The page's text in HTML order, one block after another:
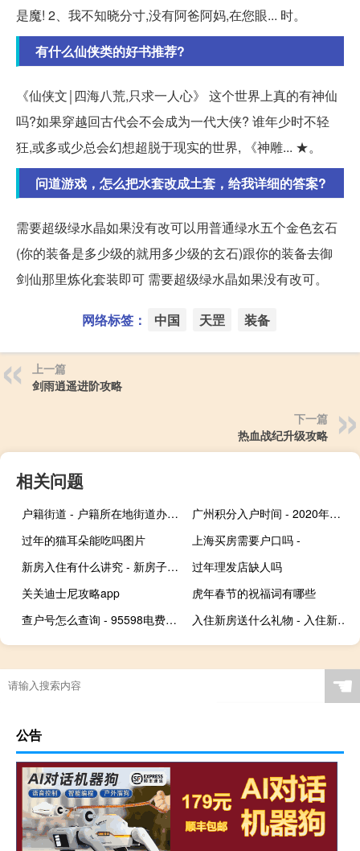
是魔! 2、我不知晓分寸,没有阿爸阿妈,在您眼... 时。
有什么仙侠类的好书推荐?
《仙侠文￨四海八荒,只求一人心》 这个世界上真的有神仙
吗?如果穿越回古代会不会成为一代大侠? 谁年少时不轻
狂,或多或少总会幻想超脱于现实的世界, 《神雕... ★。
问道游戏，怎么把水套改成土套，给我详细的答案?
需要超级绿水晶如果没有改可以用普通绿水五个金色玄石
(你的装备是多少级的就用多少级的玄石)跟你的装备去御
剑仙那里炼化套装即可 需要超级绿水晶如果没有改可。
网络标签： 中国 天罡 装备
上一篇
剑雨逍遥进阶攻略
下一篇
热血战纪升级攻略
相关问题
户籍街道 - 户籍所在地街道办事处
广州积分入户时间 - 2020年广州积分入户时间
过年的猫耳朵能吃吗图片
上海买房需要户口吗 -
新房入住有什么讲究 - 新房子不搞仪式直接入住
过年理发店缺人吗
关关迪士尼攻略app
虎年春节的祝福词有哪些
查户号怎么查询 - 95598电费户号查询入口
入住新房送什么礼物 - 入住新房送什么礼物合适
☚
公告